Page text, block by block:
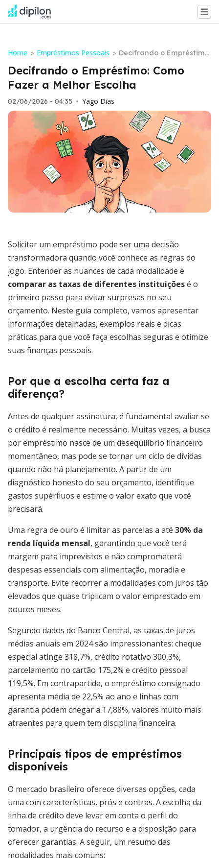
Home > Empréstimos Pessoais > Decifrando o Empréstimo:
Como Fazer a Melhor Esc
olha
Decifrando o Empréstimo: Como
Fazer a Melhor Escolha
02/06/2026 - 04:35 • Yago Dias
Solicitar um empréstimo pode ser uma decisão
transformadora quando você conhece as regras do
jogo. Entender as nuances de cada modalidade e
comparar as taxas de diferentes instituiçõesé o
primeiro passo para evitar surpresas no seu
orçamento. Neste guia completo, vamos apresentar
informações detalhadas, exemplos reais e dicas
práticas para que você faça escolhas seguras e otimize
suas finanças pessoais.
Por que a escolha certa faz a
diferença?
Antes de qualquer assinatura, é fundamental avaliar se
o crédito é realmente necessário. Muitas vezes, a busca
por empréstimo nasce de um desequilíbrio financeiro
momentâneo, mas pode se tornar um ciclo de dívidas
quando não há planejamento. A partir de um
diagnóstico honesto do seu orçamento, identifique
gastos supérfluos e estime o valor exato que você
precisará.
Uma regra de ouro é limitar as parcelas a até 30% da
renda líquida mensal, garantindo que você terá
margem para imprevistos e não comprometerá
despesas essenciais com alimentação, moradia e
transporte. Evite recorrer a modalidades com juros tão
elevados que quase triplicam o valor emprestado em
poucos meses.
Segundo dados do Banco Central, as taxas de juros
médias anuais em 2024 são impressionantes: cheque
especial atinge 318,7%, crédito rotativo 300,3%,
parcelamento no cartão 175,2% e crédito pessoal
119,5%. Em contrapartida, o empréstimo consignado
apresenta média de 22,5% ao ano e linhas com
garantia podem chegar a 17,88%, valores muito mais
atraentes para quem tem disciplina financeira.
Principais tipos de empréstimos
disponíveis
O mercado brasileiro oferece diversas opções, cada
uma com características, prós e contras. A escolha da
linha de crédito deve levar em conta o perfil do
tomador, a urgência do recurso e a disposição para
oferecer garantias. A seguir, um resumo das
modalidades mais comuns: